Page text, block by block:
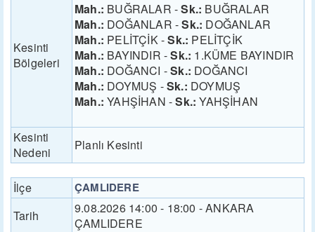
Kesinti
Bölgeleri
Mah.: BUĞRALAR -Sk.: BUĞRALAR
Mah.: DOĞANLAR -Sk.: DOĞANLAR
Mah.: PELİTÇİK -Sk.: PELİTÇİK
Mah.: BAYINDIR -Sk.: 1.KÜME BAYINDIR
Mah.: DOĞANCI -Sk.: DOĞANCI
Mah.: DOYMUŞ -Sk.: DOYMUŞ
Mah.: YAHŞİHAN -Sk.: YAHŞİHAN
Kesinti
Nedeni
Planlı Kesinti
İlçe ÇAMLIDERE
Tarih
9.08.2026 14:00 - 18:00 - ANKARA
ÇAMLIDERE